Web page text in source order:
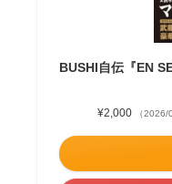
BUSHI自伝『EN
¥2,000 （